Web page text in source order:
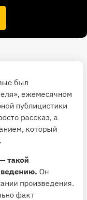
был
ежемесячном
публицистики
рассказ, а
который
такой
Он
произведения.
факт